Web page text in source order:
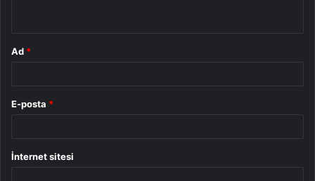
Ad *
E-posta *
İnternet sitesi